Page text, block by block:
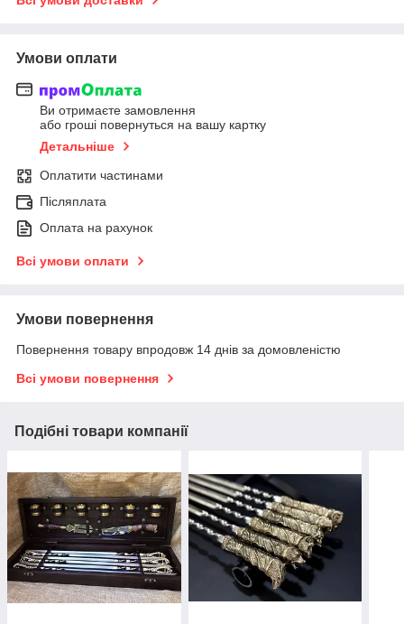
Умови оплати
Ви отримаєте замовлення
або гроші повернуться на вашу картку
Детальніше
Оплатити частинами
Післяплата
Оплата на рахунок
Всі умови оплати
Умови повернення
Повернення товару впродовж 14 днів за домовленістю
Всі умови повернення
Подібні товари компанії